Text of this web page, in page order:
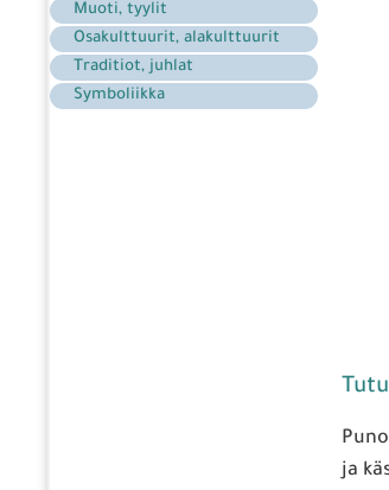
Muoti, tyylit
Osakulttuurit, alakulttuurit
Traditiot, juhlat
Symboliikka
ja